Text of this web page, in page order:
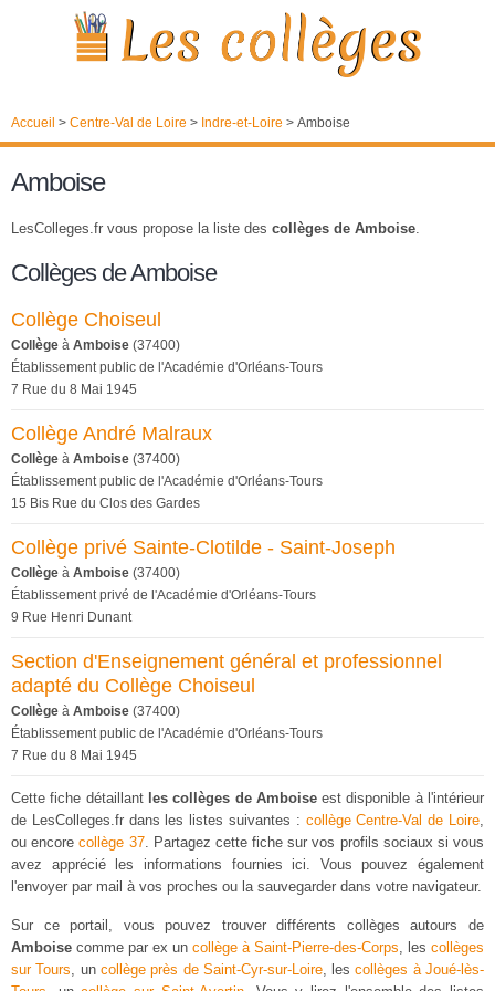
Accueil > Centre-Val de Loire > Indre-et-Loire > Amboise
Amboise
LesColleges.fr vous propose la liste des collèges de Amboise.
Collèges de Amboise
Collège Choiseul
Collège à Amboise (37400)
Établissement public de l'Académie d'Orléans-Tours
7 Rue du 8 Mai 1945
Collège André Malraux
Collège à Amboise (37400)
Établissement public de l'Académie d'Orléans-Tours
15 Bis Rue du Clos des Gardes
Collège privé Sainte-Clotilde - Saint-Joseph
Collège à Amboise (37400)
Établissement privé de l'Académie d'Orléans-Tours
9 Rue Henri Dunant
Section d'Enseignement général et professionnel
adapté du Collège Choiseul
Collège à Amboise (37400)
Établissement public de l'Académie d'Orléans-Tours
7 Rue du 8 Mai 1945
Cette fiche détaillant les collèges de Amboiseest disponible à l'intérieur
de LesColleges.fr dans les listes suivantes : collège Centre-Val de Loire,
ou encorecollège 37. Partagez cette fiche sur vos profils sociaux si vous
avez apprécié les informations fournies ici. Vous pouvez également
l'envoyer par mail à vos proches ou la sauvegarder dans votre navigateur.
Sur ce portail, vous pouvez trouver différents collèges autours de
Amboise comme par ex un collège à Saint-Pierre-des-Corps, les collèges
sur Tours, un collège près de Saint-Cyr-sur-Loire, lescollèges à Joué-lès-